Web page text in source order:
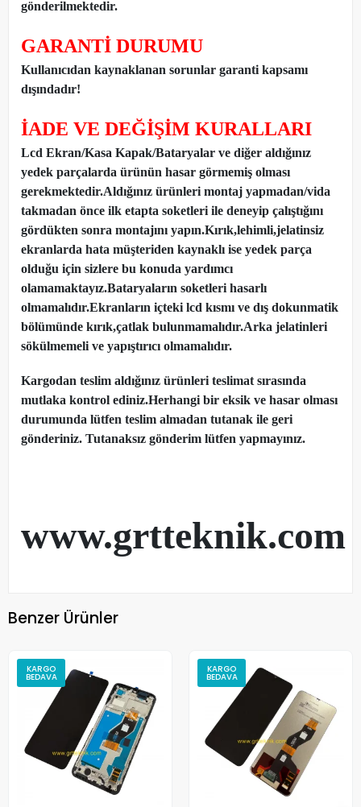
gönderilmektedir.
GARANTİ DURUMU
Kullanıcıdan kaynaklanan sorunlar garanti kapsamı
dışındadır!
İADE VE DEĞİŞİM KURALLARI
Lcd Ekran/Kasa Kapak/Bataryalar ve diğer aldığınız
yedek parçalarda ürünün hasar görmemiş olması
gerekmektedir.Aldığınız ürünleri montaj yapmadan/vida
takmadan önce ilk etapta soketleri ile deneyip çalıştığını
gördükten sonra montajını yapın.Kırık,lehimli,jelatinsiz
ekranlarda hata müşteriden kaynaklı ise yedek parça
olduğu için sizlere bu konuda yardımcı
olamamaktayız.Bataryaların soketleri hasarlı
olmamalıdır.Ekranların içteki lcd kısmı ve dış dokunmatik
bölümünde kırık,çatlak bulunmamalıdır.Arka jelatinleri
sökülmemeli ve yapıştırıcı olmamalıdır.
Kargodan teslim aldığınız ürünleri teslimat sırasında
mutlaka kontrol ediniz.Herhangi bir eksik ve hasar olması
durumunda lütfen teslim almadan tutanak ile geri
gönderiniz. Tutanaksız gönderim lütfen yapmayınız.
www.grtteknik.com
Benzer Ürünler
KARGO
BEDAVA
KARGO
BEDAVA